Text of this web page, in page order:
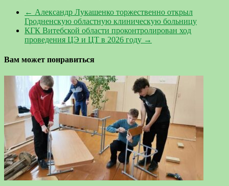
← Александр Лукашенко торжественно открыл
Гродненскую областную клиническую больницу
КГК Витебской области проконтролирован ход
проведения ЦЭ и ЦТ в 2026 году →
Вам может понравиться